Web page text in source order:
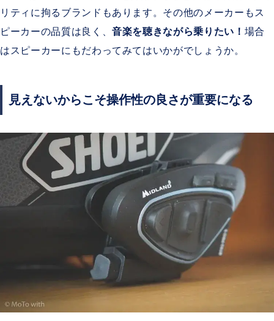
リティに拘るブランドもあります。その他のメーカーもス
ピーカーの品質は良く、音楽を聴きながら乗りたい！ 場合
はスピーカーにもだわってみてはいかがでしょうか。
見えないからこそ操作性の良さが重要になる